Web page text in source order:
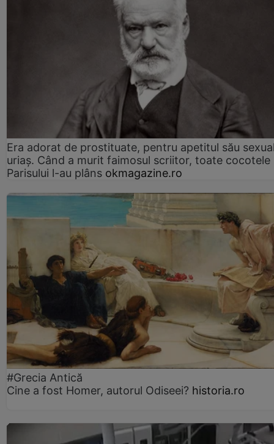
Era adorat de prostituate, pentru apetitul său
uriaș. Când a murit faimosul scriitor, toate cocotele
Parisului l-au plâns okmagazine.ro
#Grecia Antică
Cine a fost Homer, autorul Odiseei? historia.ro